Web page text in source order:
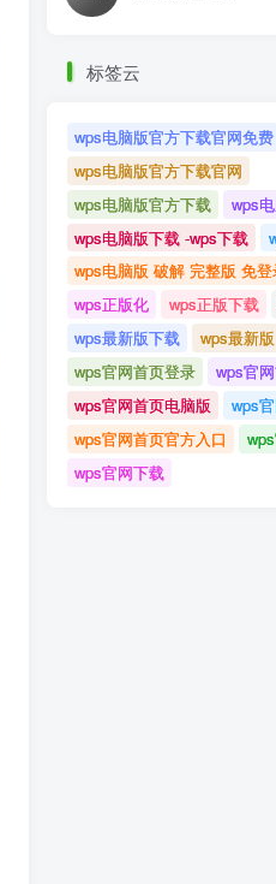
标签云
wps电脑版官方下载官网免费
wps电脑版官方下载官网
wps电脑版官方下载
wps
wps电脑版下载 -wps下载
wps电脑版 破解 完整版 免
wps正版化
wps正版下载
wps最新版下载
wps最新版
wps官网首页登录
wps官
wps官网首页电脑版
wps
wps官网首页官方入口
wps官网下载